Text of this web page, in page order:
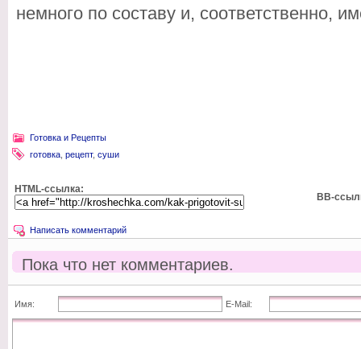
немного по составу и, соответственно,
Готовка и Рецепты
готовка рецепт, суши
HTML-ссылка:
BB-
Написать комментарий
Пока что нет комментариев.
Имя: E-Mail: